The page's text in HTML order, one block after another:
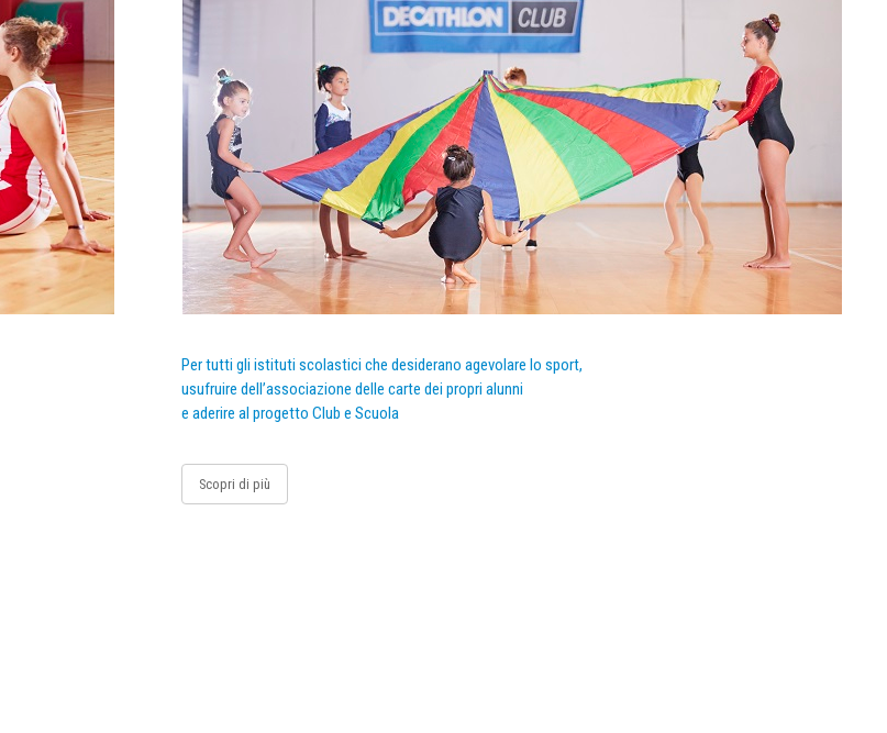
Per tutti gli istituti scolastici che desiderano agevolare lo sport,
usufruire dell’associazione delle carte dei propri alunni
e aderire al progetto Club e Scuola
Scopri di più